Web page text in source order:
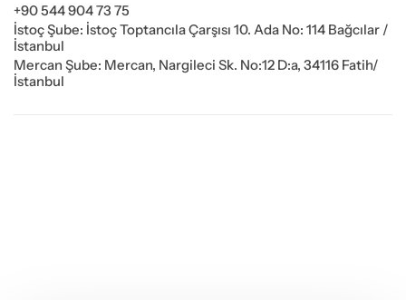
+90 544 904 73 75
İstoç Şube: İstoç Toptancıla Çarşısı 10. Ada No: 114 Bağcılar /
İstanbul
Mercan Şube: Mercan, Nargileci Sk. No:12 D:a, 34116 Fatih/
İstanbul